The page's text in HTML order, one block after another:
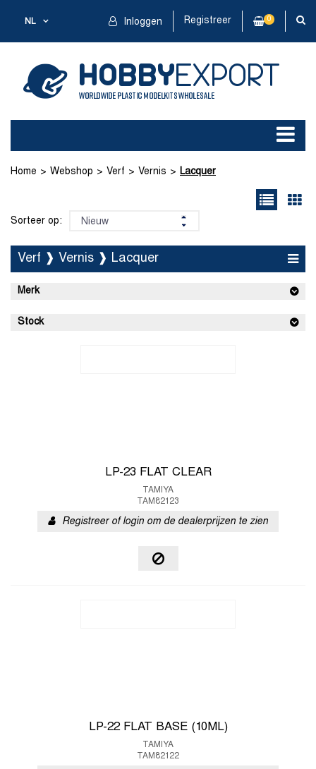
NL Inloggen Registreer 0
Home Webshop Verf Vernis Lacquer
Sorteer op:
Verf ❱ Vernis ❱ Lacquer
Merk
Stock
LP-23 FLAT CLEAR
TAMIYA
TAM82123
Registreer of login om de dealerprijzen te zien
LP-22 FLAT BASE (10ML)
TAMIYA
TAM82122